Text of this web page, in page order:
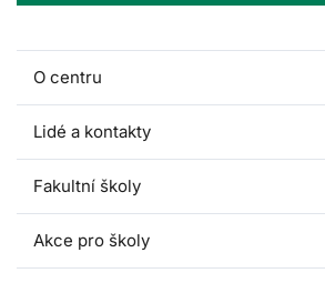
O centru
Lidé a kontakty
Fakultní školy
Akce pro školy